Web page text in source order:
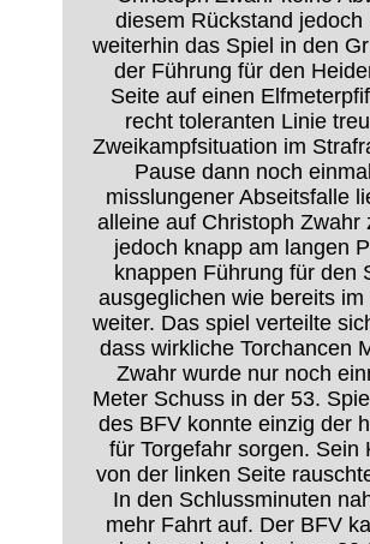
diesem Rückstand
weiterhin das Spiel in den
der Führung für den
Seite auf einen
recht toleranten Linie
Zweikampfsituation im
Pause dann noch
misslungener Abseitsfalle
alleine auf Christoph
jedoch knapp am langen
knappen Führung für den
ausgeglichen wie bereits
weiter. Das spiel verteilte
dass wirkliche Torchancen
Zwahr wurde nur noch
Meter Schuss in der 53.
des BFV konnte einzig der
für Torgefahr sorgen.
von der linken Seite
In den Schlussminuten
mehr Fahrt auf. Der BFV